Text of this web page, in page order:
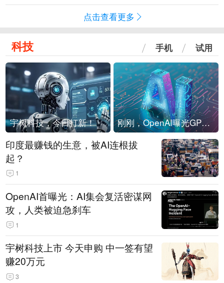
点击查看更多
科技 手机 试用
宇树科技，今日打新！ 刚刚，OpenAI曝光GPT-6！传10万亿参数，8月强行发布
印度最赚钱的生意，被AI连根拔
起？
1
OpenAI首曝光：AI集会复活密谋网
攻，人类被迫急刹车
1
宇树科技上市 今天申购 中一签有望
赚20万元
3